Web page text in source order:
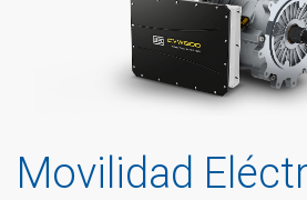
Movilidad